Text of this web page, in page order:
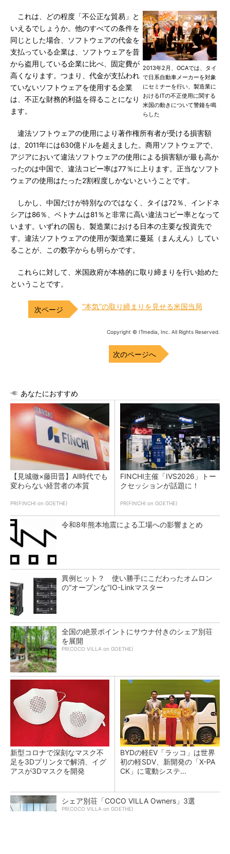
2013年2月、OCAでは、タイ
で日系自動車メーカーを対象
にセミナーを行い、製造業に
おけるITの不正使用に関する
米国の動きについて警鐘を鳴
らした
これは、どの程度「不公正な貿易」と
いえるでしょうか。他のすべての条件を
同じとした場合、ソフトウェアの代金を
支払っている企業は、ソフトウェアを昔
から盗用している企業に比べ、固定費が
高くなります。つまり、代金が支払われ
ていないソフトウェアを使用する企業
は、不正な財務的利益を得ることになり
ます。
違法ソフトウェアの使用により著作権所有者が受ける損害額
は、2011年には630億ドルを超えました。商用ソフトウェアで、
アジアにおいて違法ソフトウェアの使用による損害額が最も高か
ったのは中国で、違法コピー率は77％に上ります。正当なソフト
ウェアの使用はたった2割程度しかないということです。
しかし、中国だけが特別なのではなく、タイは72％、インドネ
シアは86％、ベトナムは81％と非常に高い違法コピー率となって
います。いずれの国も、製造業における日本の主要な投資先で
す。違法ソフトウェアの使用が製造業に蔓延（まんえん）してい
ることが、この数字からも明らかです。
これらに対して、米国政府が本格的に取り締まりを行い始めた
ということです。
“本気”の取り締まりを見せる米国当局
Copyright © ITmedia, Inc. All Rights Reserved.
次のページへ
あなたにおすすめ
【見城徹×藤田晋】AI時代でも
変わらない経営者の本質
PR(FINCHI on GOETHE)
FINCHI主催「IVS2026」トー
クセッションが話題に！
PR(FINCHI on GOETHE)
令和8年熊本地震による工場への影響まとめ
異例ヒット？ 使い勝手にこだわったオムロン
の“オープンな”IO-Linkマスター
全国の絶景ポイントにサウナ付きのシェア別荘
を展開
PR(COCO VILLA on GOETHE)
新型コロナで深刻なマスク不
足を3Dプリンタで解消、イグ
アスが3Dマスクを開発
BYDの軽EV「ラッコ」は世界
初の軽SDV、新開発の「X-PA
CK」に電動システ...
シェア別荘「COCO VILLA Owners」3選
PR(COCO VILLA on GOETHE)